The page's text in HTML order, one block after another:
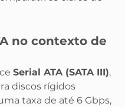
no contexto de
Serial ATA (SATA III),
discos rígidos
taxa de até 6 Gbps,